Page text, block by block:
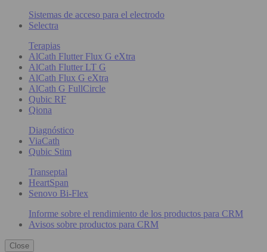
Sistemas de acceso para el electrodo
Selectra
Terapias
AlCath Flutter Flux G eXtra
AlCath Flutter LT G
AlCath Flux G eXtra
AlCath G FullCircle
Qubic RF
Qiona
Diagnóstico
ViaCath
Qubic Stim
Transeptal
HeartSpan
Senovo Bi-Flex
Informe sobre el rendimiento de los productos para CRM
Avisos sobre productos para CRM
Close